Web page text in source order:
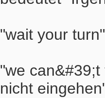
"wait your
"we
nicht